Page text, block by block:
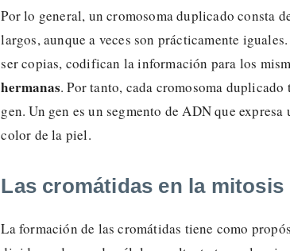
Por lo general, un cromosoma duplicado consta
largos, aunque a veces son prácticamente
ser copias, codifican la información para los
hermanas. Por tanto, cada cromosoma
gen. Un gen es un segmento de ADN que
color de la piel.
Las cromátidas en la mitosis
La formación de las cromátidas tiene como